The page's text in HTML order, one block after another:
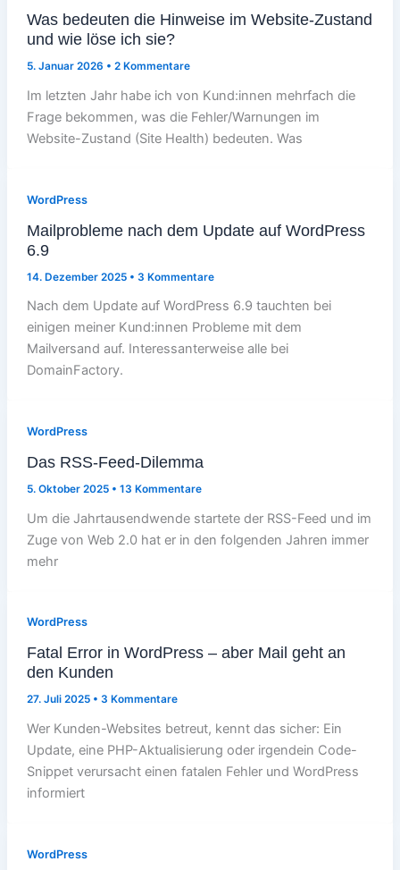
Was bedeuten die Hinweise im Website-Zustand
und wie löse ich sie?
5. Januar 2026 • 2 Kommentare
Im letzten Jahr habe ich von Kund:innen mehrfach die
Frage bekommen, was die Fehler/Warnungen im
Website-Zustand (Site Health) bedeuten. Was
WordPress
Mailprobleme nach dem Update auf WordPress
6.9
14. Dezember 2025 • 3 Kommentare
Nach dem Update auf WordPress 6.9 tauchten bei
einigen meiner Kund:innen Probleme mit dem
Mailversand auf. Interessanterweise alle bei
DomainFactory.
WordPress
Das RSS-Feed-Dilemma
5. Oktober 2025 • 13 Kommentare
Um die Jahrtausendwende startete der RSS-Feed und im
Zuge von Web 2.0 hat er in den folgenden Jahren immer
mehr
WordPress
Fatal Error in WordPress – aber Mail geht an
den Kunden
27. Juli 2025 • 3 Kommentare
Wer Kunden-Websites betreut, kennt das sicher: Ein
Update, eine PHP-Aktualisierung oder irgendein Code-
Snippet verursacht einen fatalen Fehler und WordPress
informiert
WordPress